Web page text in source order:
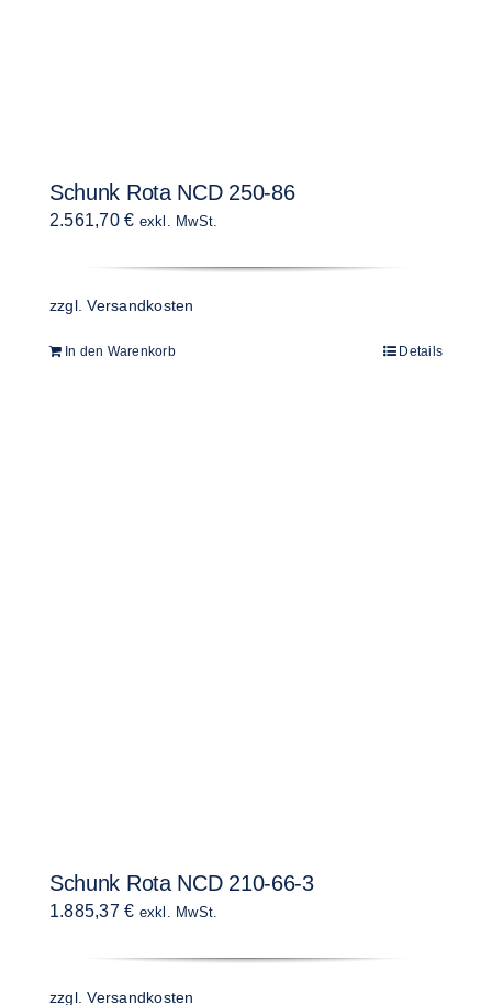
Schunk Rota NCD 250-86
2.561,70€ exkl. MwSt.
zzgl.Versandkosten
In den Warenkorb Details
Schunk Rota NCD 210-66-3
1.885,37€ exkl. MwSt.
zzgl.Versandkosten